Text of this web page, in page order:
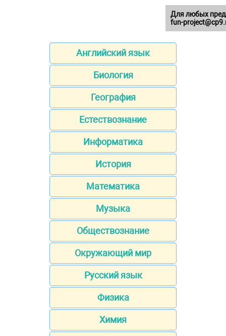
Английский язык
Биология
География
Естествознание
Информатика
История
Математика
Музыка
Обществознание
Окружающий мир
Русский язык
Физика
Химия
Для любых
fun-